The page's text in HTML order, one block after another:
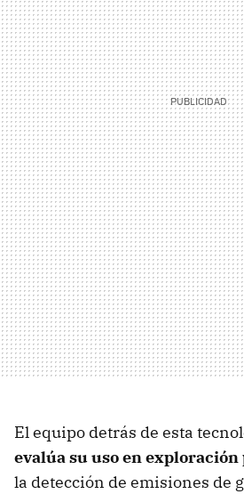
El equipo detrás de esta
evalúa su uso enexploración
la detección de emisiones de